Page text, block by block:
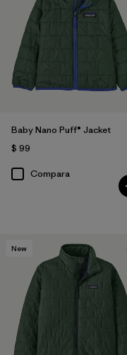
Filtrar por
Features & Processes
Filtrar por
Materials & Fabric
Filtrar por
Warmth Index
Baby Nano Puff® Jacket
$ 99
Compara
New